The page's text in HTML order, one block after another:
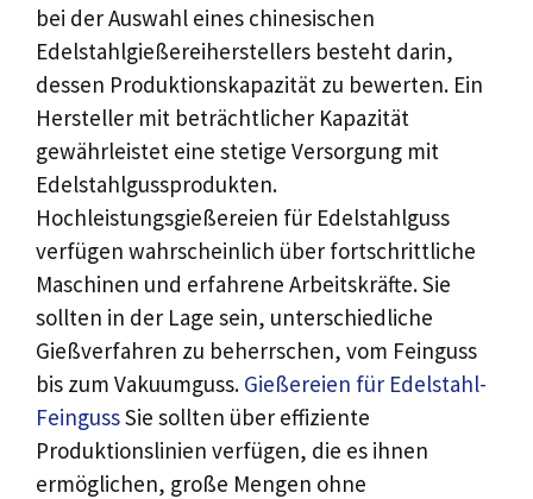
bei der Auswahl eines chinesischen
Edelstahlgießereiherstellers besteht darin,
dessen Produktionskapazität zu bewerten. Ein
Hersteller mit beträchtlicher Kapazität
gewährleistet eine stetige Versorgung mit
Edelstahlgussprodukten.
Hochleistungsgießereien für Edelstahlguss
verfügen wahrscheinlich über fortschrittliche
Maschinen und erfahrene Arbeitskräfte. Sie
sollten in der Lage sein, unterschiedliche
Gießverfahren zu beherrschen, vom Feinguss
bis zum Vakuumguss. Gießereien für Edelstahl-
FeingussSie sollten über effiziente
Produktionslinien verfügen, die es ihnen
ermöglichen, große Mengen ohne